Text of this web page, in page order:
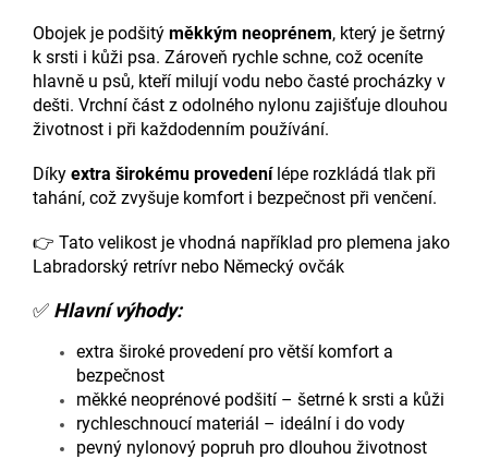
Obojek je podšitý měkkým neoprénem, který je šetrný
k srsti i kůži psa. Zároveň rychle schne, což oceníte
hlavně u psů, kteří milují vodu nebo časté procházky v
dešti. Vrchní část z odolného nylonu zajišťuje dlouhou
životnost i při každodenním používání.
Díky extra širokému provedenílépe rozkládá tlak při
tahání, což zvyšuje komfort i bezpečnost při venčení.
👉 Tato velikost je vhodná například pro plemena jako
Labradorský retrívrnebo Německý ovčák
✅ Hlavní výhody:
extra široké provedení pro větší komfort a
bezpečnost
měkké neoprénové podšití – šetrné k srsti a kůži
rychleschnoucí materiál – ideální i do vody
pevný nylonový popruh pro dlouhou životnost